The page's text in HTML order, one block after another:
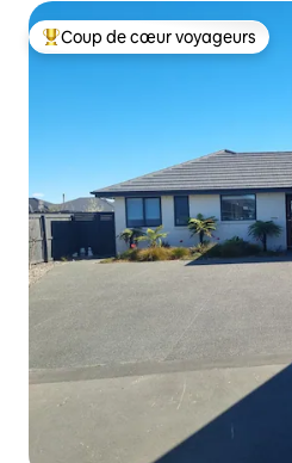
Coups de cœur voyageurs les
Coup de cœur voyageurs